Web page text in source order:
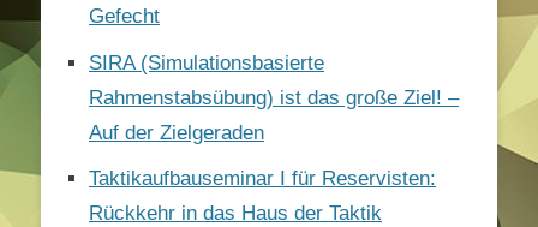
Gefecht
SIRA (Simulationsbasierte
Rahmenstabsübung) ist das große Ziel! –
Auf der Zielgeraden
Taktikaufbauseminar I für Reservisten:
Rückkehr in das Haus der Taktik